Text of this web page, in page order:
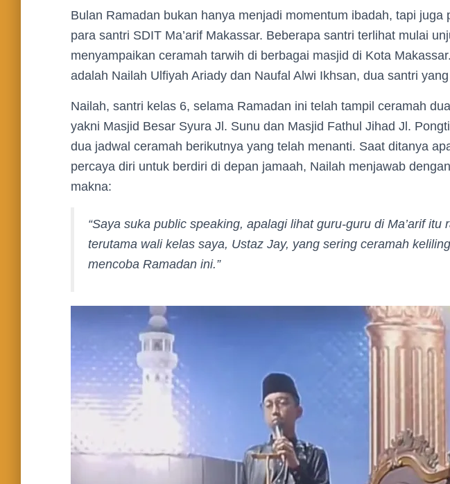
Bulan Ramadan bukan hanya menjadi momentum ibadah, tapi juga
para santri SDIT Ma’arif Makassar. Beberapa santri terlihat mulai
menyampaikan ceramah tarwih di berbagai masjid di Kota
adalah Nailah Ulfiyah Ariady dan Naufal Alwi Ikhsan, dua santri
Nailah, santri kelas 6, selama Ramadan ini telah tampil ceramah
yakni Masjid Besar Syura Jl. Sunu dan Masjid Fathul Jihad Jl.
dua jadwal ceramah berikutnya yang telah menanti. Saat ditanya
percaya diri untuk berdiri di depan jamaah, Nailah menjawab
makna:
“Saya suka public speaking, apalagi lihat guru-guru di Ma’arif itu
terutama wali kelas saya, Ustaz Jay, yang sering ceramah
mencoba Ramadan ini.”